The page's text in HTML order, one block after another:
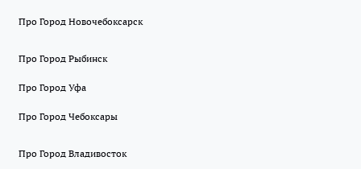
Про Город Новочебоксарск
Про Город Рыбинск
Про Город Уфа
Про Город Чебоксары
Про Город Владивосток